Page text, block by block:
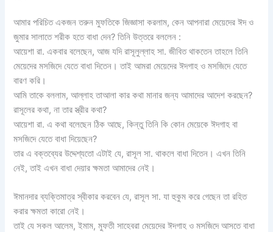
আমার পরিচিত একজন তরুন মুফতিকে জিজ্ঞাসা করলাম, কেন আপনারা মেয়েদের ঈদ ও
জুমার সালাতে শরীক হতে বাধা দেন? তিনি উত্তরে বললেন :
আয়েশা রা. একবার বলেছেন, আজ যদি রাসূলুল্লাহ সা. জীবিত থাকতেন তাহলে তিনি
মেয়েদের মসজিদে যেতে বাধা দিতেন। তাই আমরা মেয়েদের ঈদগাহ ও মসজিদে যেতে
বারণ করি।
আমি তাকে বললাম, আল্লাহ তাআলা কার কথা মানার জন্য আমাদের আদেশ করছেন?
রাসূলের কথা, না তার স্ত্রীর কথা?
আয়েশা রা. এ কথা বলেছেন ঠিক আছে, কিন্তু তিনি কি কোন মেয়েকে ঈদগাহ বা
মসজিদে যেতে বাধা দিয়েছেন?
তার এ বক্তব্যের উদ্দেশ্যতো এটাই যে, রাসূল সা. থাকলে বাধা দিতেন। এখন তিনি
নেই, তাই এখন বাধা দেয়ার ক্ষমতা আমাদের নেই।
ঈমানদার ব্যক্তিমাত্র স্বীকার করবেন যে, রাসূল সা. যা হুকুম করে গেছেন তা রহিত
করার ক্ষমতা কারো নেই।
তাই যে সকল আলেম, ইমাম, মুফতী সাহেবরা মেয়েদের ঈদগাহ ও মসজিদে আসতে বাধা